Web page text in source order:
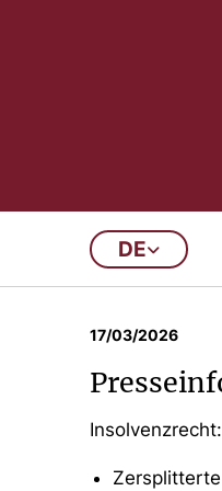
DE
… 8 9
17/03/2026